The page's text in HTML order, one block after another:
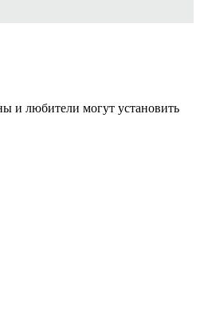
и любители могут установить